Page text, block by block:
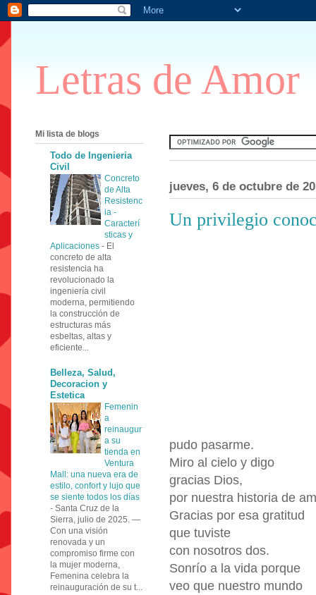
Letras de Amor
jueves, 6 de octubre de
Un privilegio
pudo pasarme.
Miro al cielo y digo
gracias Dios,
por nuestra historia de
Gracias por esa gratitud
que tuviste
con nosotros dos.
Sonrío a la vida porque
veo que nuestro mundo
Mi lista de blogs
Todo de Ingenieria
Civil
Concreto
de Alta
Resistenc
ia -
Caracterí
sticas y
Aplicaciones - El
concreto de alta
resistencia ha
revolucionado la
ingeniería civil
moderna, permitiendo
la construcción de
estructuras más
esbeltas, altas y
eficiente...
Belleza, Salud,
Decoracion y
Estetica
Femenin
a
reinaugur
a su
tienda en
Ventura
Mall: una nueva era de
estilo, confort y lujo que
se siente todos los días
- Santa Cruz de la
Sierra, julio de 2025. —
Con una visión
renovada y un
compromiso firme con
la mujer moderna,
Femenina celebra la
reinauguración de su t...